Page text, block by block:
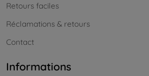
Retours faciles
Réclamations & retours
Contact
Informations